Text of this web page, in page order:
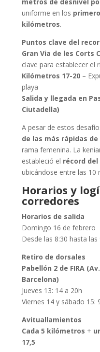
uniforme en los
kilómetros.
Puntos clave del
Gran Via de les Corts
clave para establecer el
Kilómetros 17-20–
playa
Salida y llegada en
Ciutadella)
A pesar de estos
de las más rápidas de
rama femenina. La
estableció el récord del
ubicándose entre las 10
Horarios y
corredores
Horarios de salida
Domingo 16 de febrero
Desde las 8:30 hasta
Retiro de dorsales
Pabellón 2 de FIRA
Barcelona)
Jueves 13: 14 a 20h
Viernes 14 y sábado 15:
Avituallamientos
Cada 5 kilómetros +
17,5